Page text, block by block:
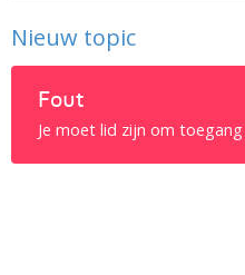
Nieuw topic
Fout
Je moet lid zijn om